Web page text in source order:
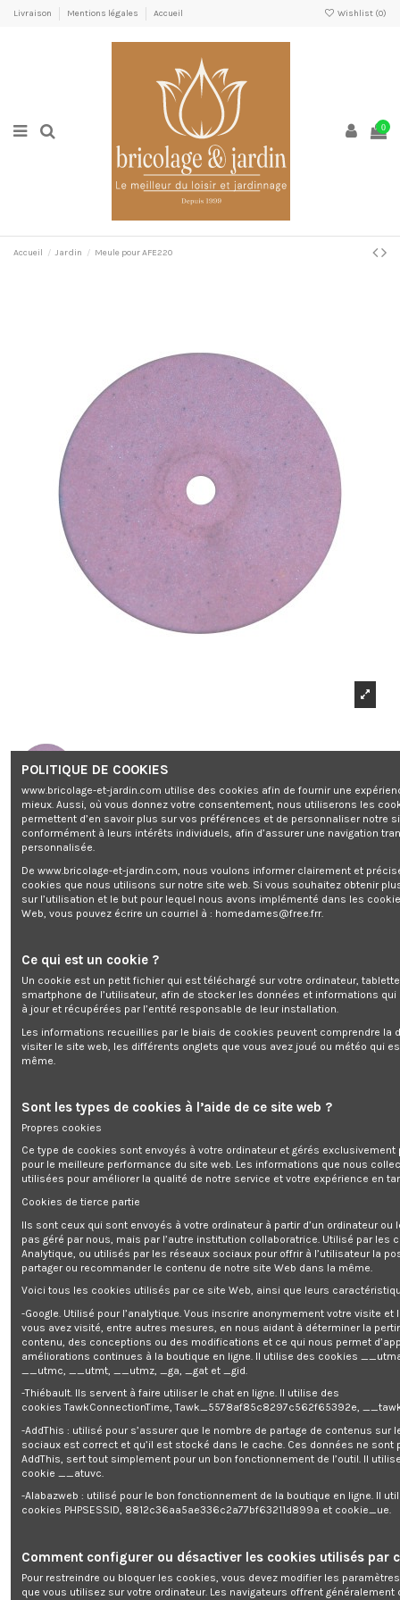
Livraison Mentions légales Accueil Wishlist (0)
0
Accueil Jardin Meule pour AFE220
Meule pour AFE220
Marque: ELEM Garden Technic
4,03 €
TTC
Meule pour AFE220
Ajouter au panier
Meule pour AFE220
Gratuit pour 404 points
Get register and you will earn 4 points/0,04 € (Chaque 1,00 €
dépensé = 1 point, 1 point = 0,01 € de réduction sur une prochaine
commande)
Votre panier totalisera 4 points qui pourront être convertis en un bon
de réduction de 0,04 €.
Description
Détails du produit
Meule pour affuteur de chaine AFE 220 de la marque Elem Garden Technic.
Caractéristiques:
POLITIQUE DE COOKIES
www.bricolage-et-jardin.com utilise des cookies afin de fournir une
mieux. Aussi, où vous donnez votre consentement, nous utiliserons les
permettent d’en savoir plus sur vos préférences et de personnaliser notre
conformément à leurs intérêts individuels, afin d’assurer une navigation
personnalisée.
De www.bricolage-et-jardin.com, nous voulons informer clairement et
cookies que nous utilisons sur notre site web. Si vous souhaitez obtenir
sur l’utilisation et le but pour lequel nous avons implémenté dans les
Web, vous pouvez écrire un courriel à : homedames@free.frr.
Ce qui est un cookie ?
Un cookie est un petit fichier qui est téléchargé sur votre ordinateur,
smartphone de l’utilisateur, afin de stocker les données et informations
à jour et récupérées par l’entité responsable de leur installation.
Les informations recueillies par le biais de cookies peuvent comprendre la
visiter le site web, les différents onglets que vous avez joué ou météo qui
même.
Sont les types de cookies à l’aide de ce site web ?
Propres cookies
Ce type de cookies sont envoyés à votre ordinateur et gérés exclusivement
pour le meilleure performance du site web. Les informations que nous
utilisées pour améliorer la qualité de notre service et votre expérience en
Cookies de tierce partie
Ils sont ceux qui sont envoyés à votre ordinateur à partir d’un ordinateur ou
pas géré par nous, mais par l’autre institution collaboratrice. Utilisé par les
Analytique, ou utilisés par les réseaux sociaux pour offrir à l’utilisateur la
partager ou recommander le contenu de notre site Web dans la même.
Voici tous les cookies utilisés par ce site Web, ainsi que leurs
-Google. Utilisé pour l’analytique. Vous inscrire anonymement votre visite et
vous avez visité, entre autres mesures, en nous aidant à déterminer la
contenu, des conceptions ou des modifications et ce qui nous permet
améliorations continues à la boutique en ligne. Il utilise des cookies
__utmc, __utmt, __utmz, _ga, _gat et _gid.
-Thiébault. Ils servent à faire utiliser le chat en ligne. Il utilise des
cookies TawkConnectionTime, Tawk_5578af85c8297c562f65392e,
-AddThis : utilisé pour s’assurer que le nombre de partage de contenus sur
sociaux est correct et qu’il est stocké dans le cache. Ces données ne sont
AddThis, sert tout simplement pour un bon fonctionnement de l’outil. Il
cookie __atuvc.
-Alabazweb : utilisé pour le bon fonctionnement de la boutique en ligne. Il
cookies PHPSESSID, 8812c36aa5ae336c2a77bf63211d899a et cookie_ue.
Comment configurer ou désactiver les cookies utilisés par
Pour restreindre ou bloquer les cookies, vous devez modifier les
que vous utilisez sur votre ordinateur. Les navigateurs offrent généralement